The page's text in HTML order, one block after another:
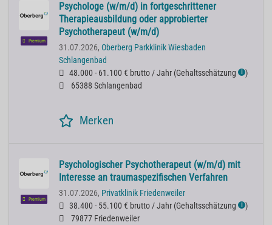
Premium
Psychologe (w/m/d) in fortgeschrittener
Therapieausbildung oder approbierter
Psychotherapeut (w/m/d)
31.07.2026, Oberberg Parkklinik Wiesbaden
Schlangenbad
48.000 - 61.100 € brutto / Jahr (Gehaltsschätzung ℹ )
65388 Schlangenbad
Merken
Premium
Psychologischer Psychotherapeut (w/m/d) mit
Interesse an traumaspezifischen Verfahren
31.07.2026, Privatklinik Friedenweiler
38.400 - 55.100 € brutto / Jahr (Gehaltsschätzung ℹ )
79877 Friedenweiler